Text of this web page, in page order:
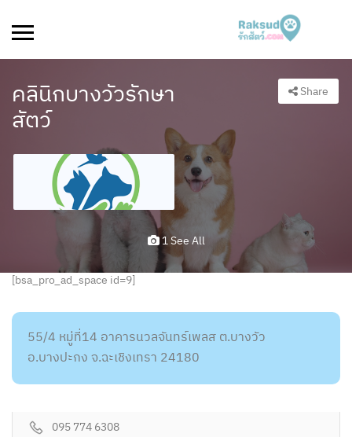
คลินิกบางวัวรักษา
สัตว์
Share
1 See All
[bsa_pro_ad_space id=9]
55/4 หมู่ที่14 อาคารนวลจันทร์เพลส ต.บางวัว
อ.บางปะกง จ.ฉะเชิงเทรา 24180
095 774 6308